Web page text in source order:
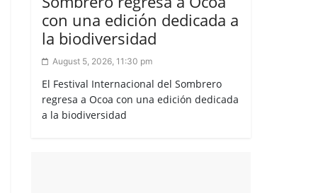
con una edición dedicada a
la biodiversidad
August 5, 2026, 11:30 pm
El Festival Internacional del Sombrero
regresa a Ocoa con una edición dedicada
a la biodiversidad